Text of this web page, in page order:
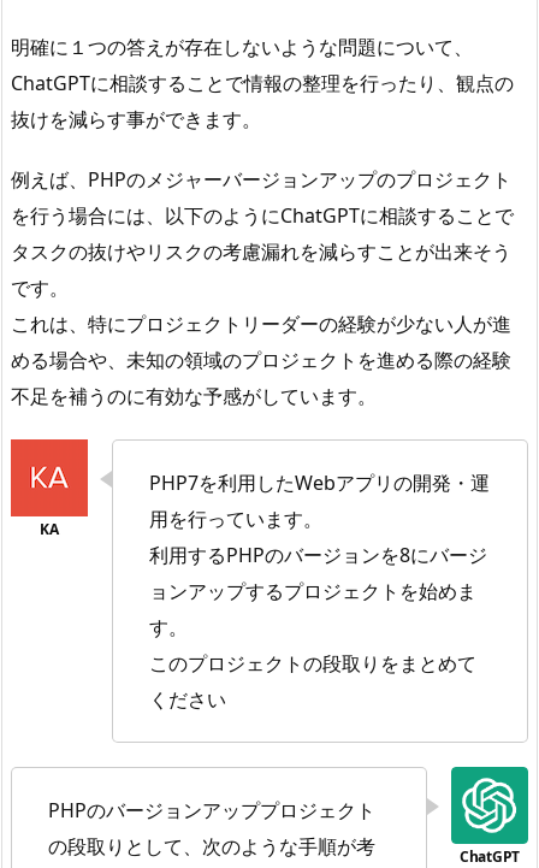
明確に１つの答えが存在しないような問題について、
ChatGPTに相談することで情報の整理を行ったり、観点の
抜けを減らす事ができます。
例えば、PHPのメジャーバージョンアップのプロジェクト
を行う場合には、以下のようにChatGPTに相談することで
タスクの抜けやリスクの考慮漏れを減らすことが出来そう
です。
これは、特にプロジェクトリーダーの経験が少ない人が進
める場合や、未知の領域のプロジェクトを進める際の経験
不足を補うのに有効な予感がしています。
PHP7を利用したWebアプリの開発・運
用を行っています。
利用するPHPのバージョンを8にバージ
ョンアップするプロジェクトを始めま
す。
このプロジェクトの段取りをまとめて
ください
PHPのバージョンアッププロジェクト
の段取りとして、次のような手順が考